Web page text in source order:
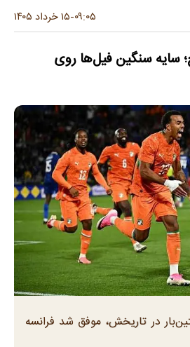
۰۹:۰۵-۱۵ خرداد ۱۴۰۵
عاج؛ سایه سنگین فیل‌ها روی
در تاریخش، موفق شد فرانسه